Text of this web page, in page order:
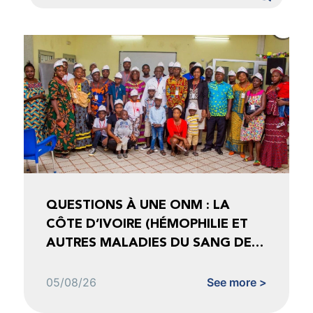
QUESTIONS À UNE ONM : LA
CÔTE D’IVOIRE (HÉMOPHILIE ET
AUTRES MALADIES DU SANG DE
05/08/26 See more >